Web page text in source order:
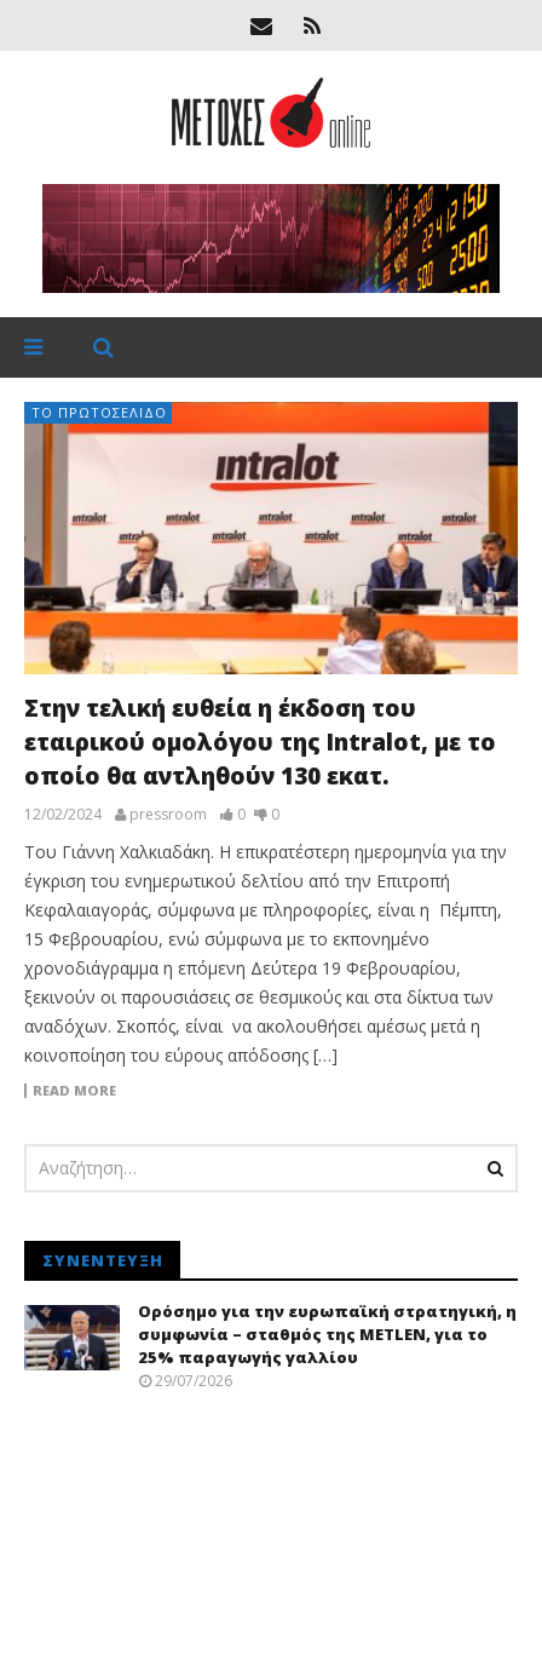
ΤΟ ΠΡΩΤΟΣΈΛΙΔΟ
Στην τελική ευθεία η έκδοση του
εταιρικού ομολόγου της Intralot, με το
οποίο θα αντληθούν 130 εκατ.
12/02/2024 pressroom 0 0
Του Γιάννη Χαλκιαδάκη. Η επικρατέστερη ημερομηνία για την
έγκριση του ενημερωτικού δελτίου από την Επιτροπή
Κεφαλαιαγοράς, σύμφωνα με πληροφορίες, είναι η Πέμπτη,
15 Φεβρουαρίου, ενώ σύμφωνα με το εκπονημένο
χρονοδιάγραμμα η επόμενη Δεύτερα 19 Φεβρουαρίου,
ξεκινούν οι παρουσιάσεις σε θεσμικούς και στα δίκτυα των
αναδόχων. Σκοπός, είναι να ακολουθήσει αμέσως μετά η
κοινοποίηση του εύρους απόδοσης […]
READ MORE
ΣΥΝΈΝΤΕΥΞΗ
Ορόσημο για την ευρωπαϊκή στρατηγική, η
συμφωνία – σταθμός της METLEN, για το
25% παραγωγής γαλλίου
29/07/2026